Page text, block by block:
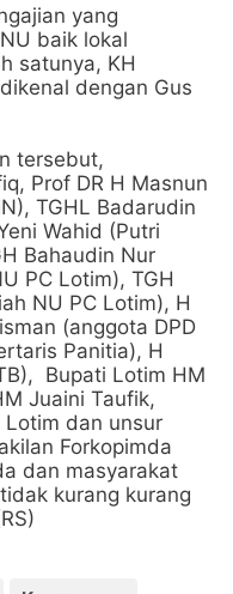
yang
baik lokal
satunya, KH
dengan Gus
tersebut,
Prof DR H Masnun
TGHL Badarudin
Wahid (Putri
Bahaudin Nur
PC Lotim), TGH
NU PC Lotim), H
(anggota DPD
Panitia), H
Bupati Lotim HM
Juaini Taufik,
Lotim dan unsur
Forkopimda
dan masyarakat
kurang kurang